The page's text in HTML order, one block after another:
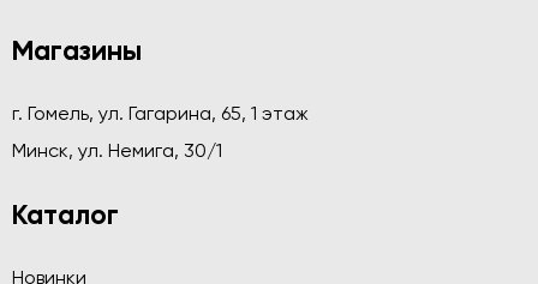
Магазины
г. Гомель, ул. Гагарина, 65, 1 этаж
Минск, ул. Немига, 30/1
Каталог
Новинки